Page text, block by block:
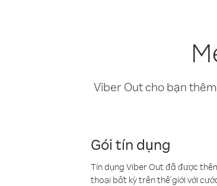
Viber Out cho bạn
Gói tín dụng
Tín dụng Viber Out đã được
thoại bất kỳ trên thế giới với